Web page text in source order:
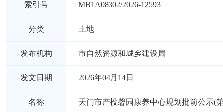
索引号 MB1A08302/2026-12593
分类 土地
发布机构 市自然资源和城乡建设局
发文日期 2026年04月14日
名称 天门市产投馨园康养中心规划批前公示(